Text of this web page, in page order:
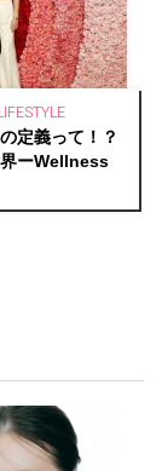
定義って！？
ーWellness